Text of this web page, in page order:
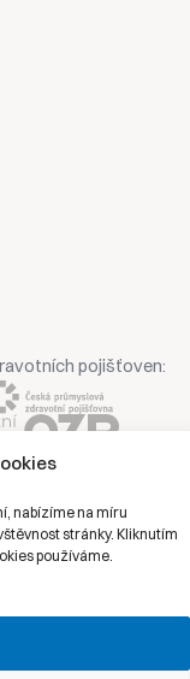
nabízíme na míru
stránky. Kliknutím
používáme.
pojišťoven: